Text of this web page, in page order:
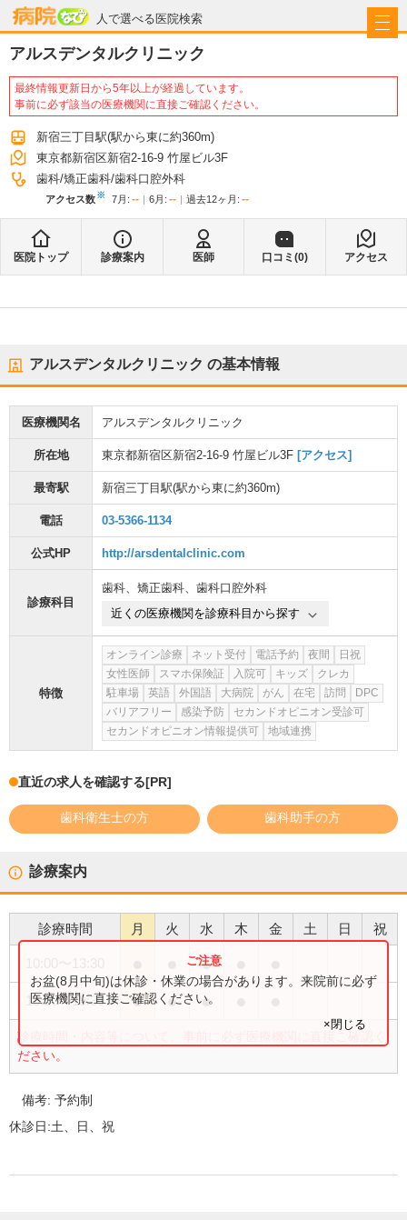
人で選べる医院検索
病院なび
アルスデンタルクリニック
最終情報更新日から5年以上が経過しています。
事前に必ず該当の医療機関に直接ご確認ください。
新宿三丁目駅(駅から東に約360m)
東京都新宿区新宿2-16-9 竹屋ビル3F
歯科 矯正歯科 歯科口腔外科
アクセス数※ 7月 : -- 6月 : -- 過去12ヶ月: --
医院トップ 診療案内 医師 口コミ(0) アクセス
アルスデンタルクリニック の基本情報
医療機関名 アルスデンタルクリニック
所在地 東京都新宿区新宿2-16-9 竹屋ビル3F [アクセス]
最寄駅 新宿三丁目駅(駅から東に約360m)
電話 03-5366-1134
公式HP http://arsdentalclinic.com
診療科目
歯科、 矯正歯科、 歯科口腔外科
近くの医療機関を診療科目から探す
特徴
オンライン診療 ネット受付 電話予約 夜間
日祝
女性医師
スマホ保険証 入院可 キッズ
クレカ
駐車場
英語 外国語 大病院 がん 在宅 訪問
DPC
バリアフリー
感染予防
セカンドオピニオン受診可
セカンドオピニオン情報提供可
地域連携
直近の求人を確認する[PR]
歯科衛生士の方 歯科助手の方
診療案内
診療時間 月 火 水 木 金 土 日 祝
●
15:00〜19:30 ● ● ●
診療時間・内容等について、事前に必ず医療機関に直接ご確認く
ださい。
お盆(8月中旬)は休診・休業の場合があります。来院前に必ず
医療機関に直接ご確認ください。
×閉じる
備考:予約制
休診日:土、日、祝